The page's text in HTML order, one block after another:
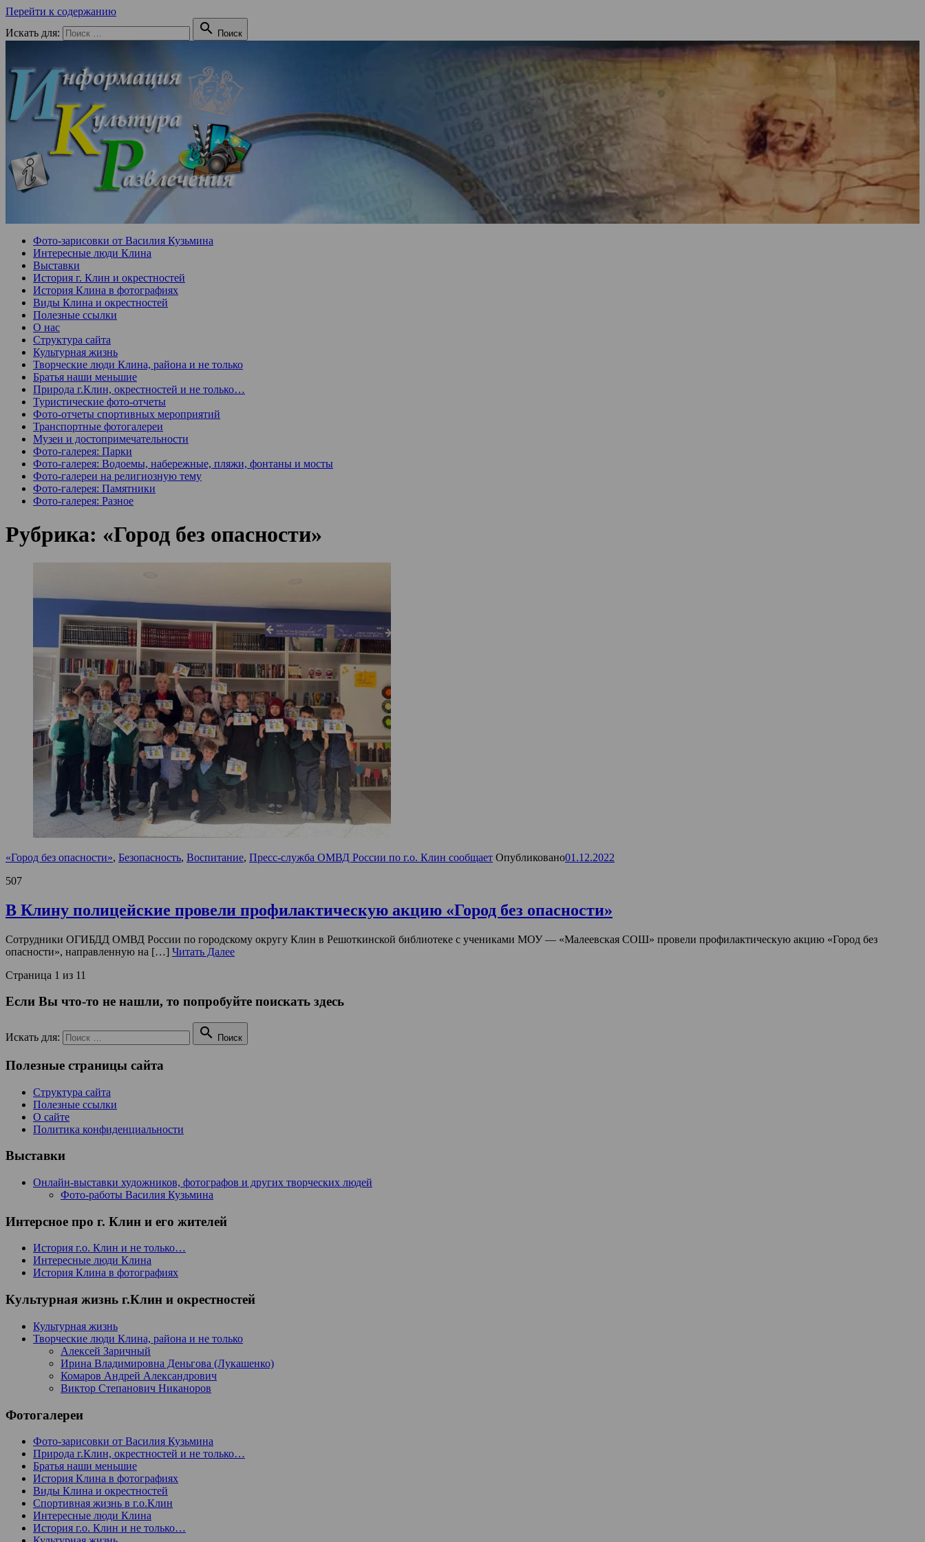
Перейти к содержанию
Искать для:
 Поиск
Фото-зарисовки от Василия Кузьмина
Интересные люди Клина
Выставки
История г. Клин и окрестностей
История Клина в фотографиях
Виды Клина и окрестностей
Полезные ссылки
О нас
Структура сайта
Культурная жизнь
Творческие люди Клина, района и не только
Братья наши меньшие
Природа г.Клин, окрестностей и не только…
Туристические фото-отчеты
Фото-отчеты спортивных мероприятий
Транспортные фотогалереи
Музеи и достопримечательности
Фото-галерея: Парки
Фото-галерея: Водоемы, набережные, пляжи, фонтаны и мосты
Фото-галереи на религиозную тему
Фото-галерея: Памятники
Фото-галерея: Разное
Рубрика: «Город без опасности»
«Город без опасности», Безопасность, Воспитание, Пресс-служба ОМВД России по г.о. Клин сообщает Опубликовано01.12.2022
507
В Клину полицейские провели профилактическую акцию «Город без опасности»
Сотрудники ОГИБДД ОМВД России по городскому округу Клин в Решоткинской библиотеке с учениками МОУ — «Малеевская СОШ» провели профилактическую акцию «Город без
опасности», направленную на […] Читать Далее
Страница 1 из 11
Если Вы что-то не нашли, то попробуйте поискать здесь
Искать для:  Поиск
Полезные страницы сайта
Структура сайта
Полезные ссылки
О сайте
Политика конфиденциальности
Выставки
Онлайн-выставки художников, фотографов и других творческих людей
Фото-работы Василия Кузьмина
Интерсное про г. Клин и его жителей
История г.о. Клин и не только…
Интересные люди Клина
История Клина в фотографиях
Культурная жизнь г.Клин и окрестностей
Культурная жизнь
Творческие люди Клина, района и не только
Алексей Заричный
Ирина Владимировна Деньгова (Лукашенко)
Комаров Андрей Александрович
Виктор Степанович Никаноров
Фотогалереи
Фото-зарисовки от Василия Кузьмина
Природа г.Клин, окрестностей и не только…
Братья наши меньшие
История Клина в фотографиях
Виды Клина и окрестностей
Спортивная жизнь в г.о.Клин
Интересные люди Клина
История г.о. Клин и не только…